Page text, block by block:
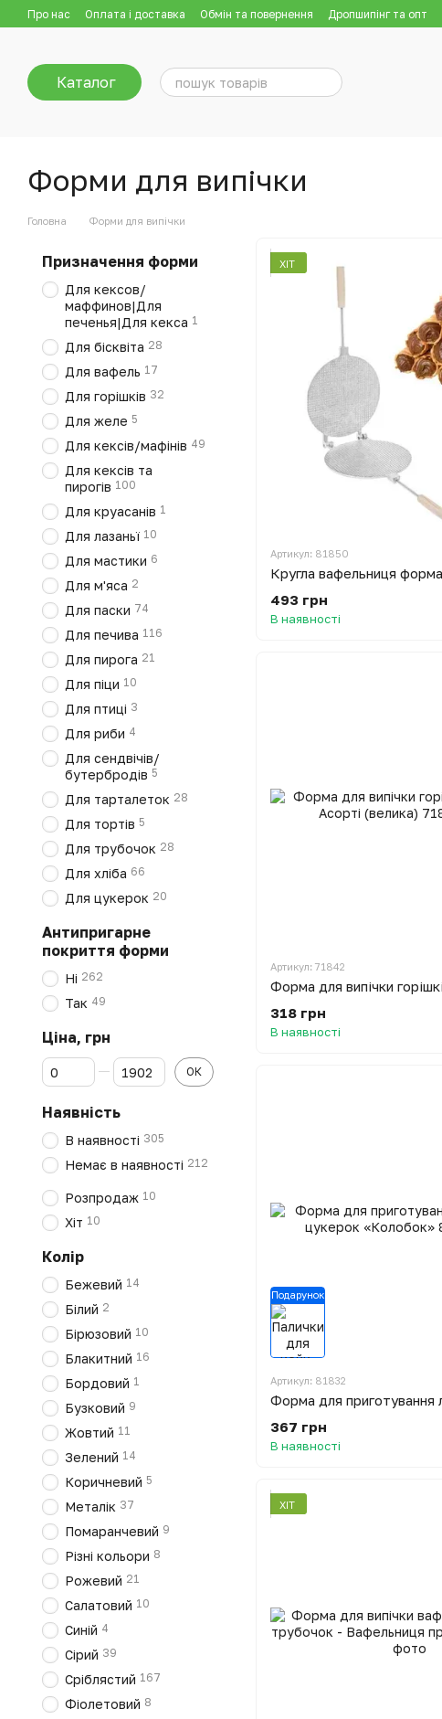
Перейти до основного контенту
Про нас Оплата і доставка Обмін та повернення Дропшипінг та опт
Каталог
Форми для випічки
Головна Форми для випічки
ХІТ
Артикул: 81850
493 грн
В наявності
Артикул: 71842
318 грн
В наявності
Подарунок
Артикул: 81832
367 грн
В наявності
ХІТ
Призначення форми
Для кексов/
маффинов|Для
печенья|Для кекса 1
Для бісквіта 28
Для вафель 17
Для горішків 32
Для желе 5
Для кексів/мафінів 49
Для кексів та
пирогів 100
Для круасанів 1
Для лазаньї 10
Для мастики 6
Для м'яса 2
Для паски 74
Для печива 116
Для пирога 21
Для піци 10
Для птиці 3
Для риби 4
Для сендвічів/
бутербродів 5
Для тарталеток 28
Для тортів 5
Для трубочок 28
Для хліба 66
Для цукерок 20
Антипригарне
покриття форми
Ні 262
Так 49
Ціна, грн
Від Ціна, грн
До Ціна, грн ОК
Наявність
В наявності 305
Немає в наявності 212
Розпродаж 10
Хіт 10
Колір
Бежевий 14
Білий 2
Бірюзовий 10
Блакитний 16
Бордовий 1
Бузковий 9
Жовтий 11
Зелений 14
Коричневий 5
Металік 37
Помаранчевий 9
Різні кольори 8
Рожевий 21
Салатовий 10
Синій 4
Сірий 39
Сріблястий 167
Фіолетовий 8